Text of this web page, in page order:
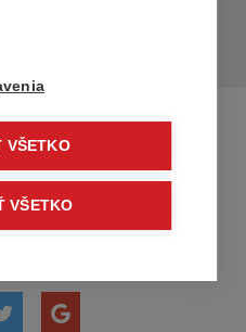
VŠETKO
VŠETKO